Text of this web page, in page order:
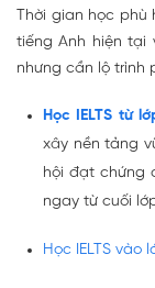
Thời gian học
tiếng Anh hiện tại
nhưng cần lộ trình
Học IELTS từ
xây nền tảng
hội đạt chứng
ngay từ cuối
Học IELTS vào